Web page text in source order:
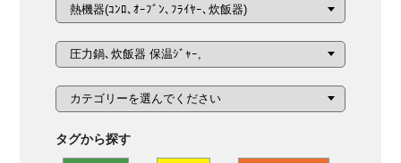
タグから探す